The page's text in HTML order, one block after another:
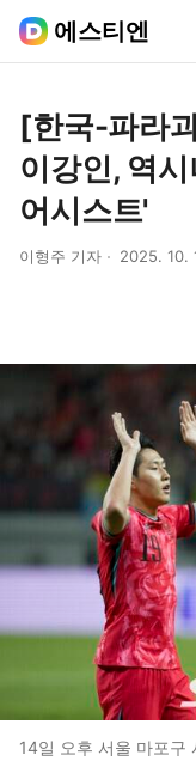
에스티엔
[한국-파라
이강인, 역
어시스트'
이형주 기자 2025. 10.
14일 오후 서울 마포구